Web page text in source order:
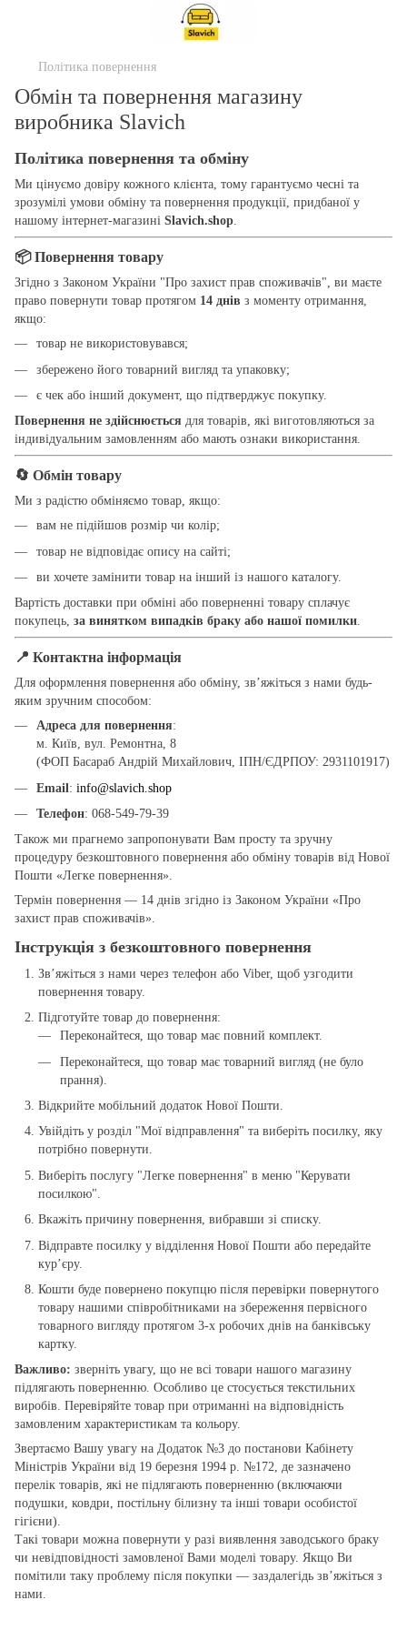
Політика повернення
Обмін та повернення магазину
виробника Slavich
Політика повернення та обміну
Ми цінуємо довіру кожного клієнта, тому гарантуємо чесні та
зрозумілі умови обміну та повернення продукції, придбаної у
нашому інтернет-магазині Slavich.shop.
📦 Повернення товару
Згідно з Законом України "Про захист прав споживачів", ви маєте
право повернути товар протягом 14 днів з моменту отримання,
якщо:
товар не використовувався;
збережено його товарний вигляд та упаковку;
є чек або інший документ, що підтверджує покупку.
Повернення не здійснюється для товарів, які виготовляються за
індивідуальним замовленням або мають ознаки використання.
🔄 Обмін товару
Ми з радістю обміняємо товар, якщо:
вам не підійшов розмір чи колір;
товар не відповідає опису на сайті;
ви хочете замінити товар на інший із нашого каталогу.
Вартість доставки при обміні або поверненні товару сплачує
покупець, за винятком випадків браку або нашої помилки.
📍 Контактна інформація
Для оформлення повернення або обміну, зв’яжіться з нами будь-
яким зручним способом:
Адреса для повернення:
м. Київ, вул. Ремонтна, 8
(ФОП Басараб Андрій Михайлович, ІПН/ЄДРПОУ: 2931101917)
Email: info@slavich.shop
Телефон: 068-549-79-39
Також ми прагнемо запропонувати Вам просту та зручну
процедуру безкоштовного повернення або обміну товарів від Нової
Пошти «Легке повернення».
Термін повернення — 14 днів згідно із Законом України «Про
захист прав споживачів».
Інструкція з безкоштовного повернення
Зв’яжіться з нами через телефон або Viber, щоб узгодити
повернення товару.
Підготуйте товар до повернення:
Переконайтеся, що товар має повний комплект.
Переконайтеся, що товар має товарний вигляд (не було
прання).
Відкрийте мобільний додаток Нової Пошти.
Увійдіть у розділ "Мої відправлення" та виберіть посилку, яку
потрібно повернути.
Виберіть послугу "Легке повернення" в меню "Керувати
посилкою".
Вкажіть причину повернення, вибравши зі списку.
Відправте посилку у відділення Нової Пошти або передайте
кур’єру.
Кошти буде повернено покупцю після перевірки повернутого
товару нашими співробітниками на збереження первісного
товарного вигляду протягом 3-х робочих днів на банківську
картку.
Важливо: зверніть увагу, що не всі товари нашого магазину
підлягають поверненню. Особливо це стосується текстильних
виробів. Перевіряйте товар при отриманні на відповідність
замовленим характеристикам та кольору.
Звертаємо Вашу увагу на Додаток №3 до постанови Кабінету
Міністрів України від 19 березня 1994 р. №172, де зазначено
перелік товарів, які не підлягають поверненню (включаючи
подушки, ковдри, постільну білизну та інші товари особистої
гігієни).
Такі товари можна повернути у разі виявлення заводського браку
чи невідповідності замовленої Вами моделі товару. Якщо Ви
помітили таку проблему після покупки — заздалегідь зв’яжіться з
нами.